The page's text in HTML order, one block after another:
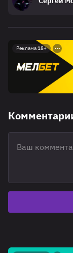
Реклама 18+